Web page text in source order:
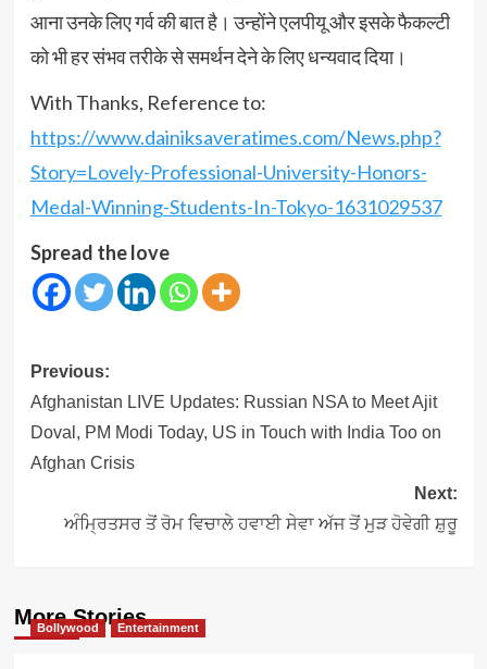
आना उनके लिए गर्व की बात है। उन्होंने एलपीयू और इसके फैकल्टी
को भी हर संभव तरीके से समर्थन देने के लिए धन्यवाद दिया।
With Thanks, Reference to:
https://www.dainiksaveratimes.com/News.php?
Story=Lovely-Professional-University-Honors-
Medal-Winning-Students-In-Tokyo-1631029537
Spread the love
Post
navigation
Previous:
Afghanistan LIVE Updates: Russian NSA to Meet Ajit
Doval, PM Modi Today, US in Touch with India Too on
Afghan Crisis
Next:
ਅੰਮ੍ਰਿਤਸਰ ਤੋਂ ਰੋਮ ਵਿਚਾਲੇ ਹਵਾਈ ਸੇਵਾ ਅੱਜ ਤੋਂ ਮੁੜ ਹੋਵੇਗੀ ਸ਼ੁਰੂ
More Stories
Bollywood Entertainment